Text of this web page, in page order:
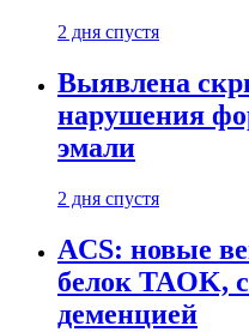
2 дня спустя
Выявлена
нарушения
эмали
2 дня спустя
ACS: новые
белок TAOK,
деменцией